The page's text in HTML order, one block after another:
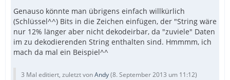
Genauso könnte man übrigens einfach willkürlich
(Schlüssel^^) Bits in die Zeichen einfügen, der "String wäre
nur 12% länger aber nicht dekodeirbar, da "zuviele" Daten
im zu dekodierenden String enthalten sind. Hmmmm, ich
mach da mal ein Beispiel^^
3 Mal editiert, zuletzt vonAndy(8. September 2013 um 11:12)